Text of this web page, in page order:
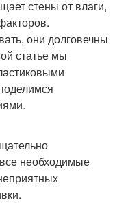
стены от влаги,
они долговечны
статье мы
необходимые